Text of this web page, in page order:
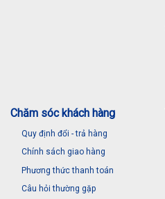
Chăm sóc khách hàng
Quy định đổi - trả hàng
Chính sách giao hàng
Phương thức thanh toán
Câu hỏi thường gặp